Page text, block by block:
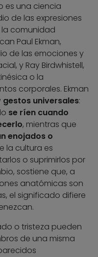
es una ciencia
de las expresiones
comunidad
Paul Ekman,
de las emociones y
y Ray Birdwhistell,
o la
corporales. Ekman
gestos universales:
se ríen cuando
, mientras que
enojados o
la cultura es
o suprimirlos por
sostiene que, a
anatómicas son
el significado difiere
o tristeza pueden
de una misma